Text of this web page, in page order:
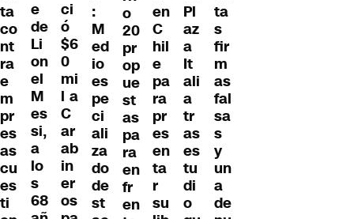
ta
co
nt
ra
e
m
pr
es
as
cu
es
ti
e
de
Li
on
el
M
es
si,
a
lo
s
68
ci
ó
$6
0
mi
l a
C
ar
ab
in
er
os
:
M
ed
io
es
pe
ci
ali
za
do
de
st
o
20
pr
op
ue
st
as
pa
ra
en
fr
en
en
C
hil
e
pa
ra
pr
es
en
ta
r
su
Pl
az
a
It
ali
a
tr
as
es
tu
di
o
ta
s
fir
m
as
fal
sa
s
y
un
a
de